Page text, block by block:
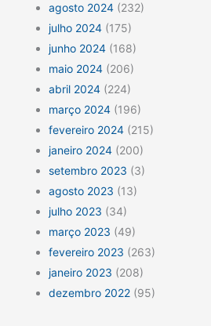
agosto 2024 (232)
julho 2024 (175)
junho 2024 (168)
maio 2024 (206)
abril 2024 (224)
março 2024 (196)
fevereiro 2024 (215)
janeiro 2024 (200)
setembro 2023 (3)
agosto 2023 (13)
julho 2023 (34)
março 2023 (49)
fevereiro 2023 (263)
janeiro 2023 (208)
dezembro 2022 (95)